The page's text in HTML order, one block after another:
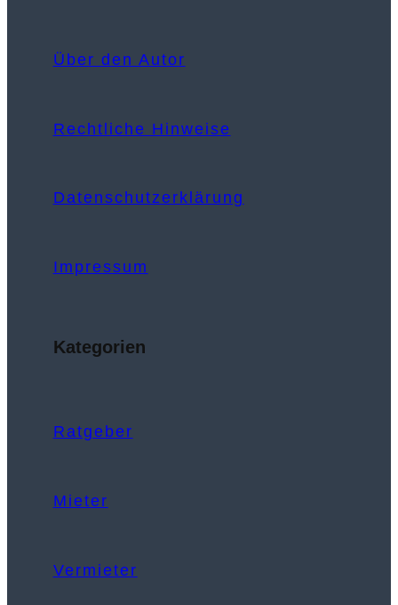
Über den Autor
Rechtliche Hinweise
Datenschutzerklärung
Impressum
Kategorien
Ratgeber
Mieter
Vermieter